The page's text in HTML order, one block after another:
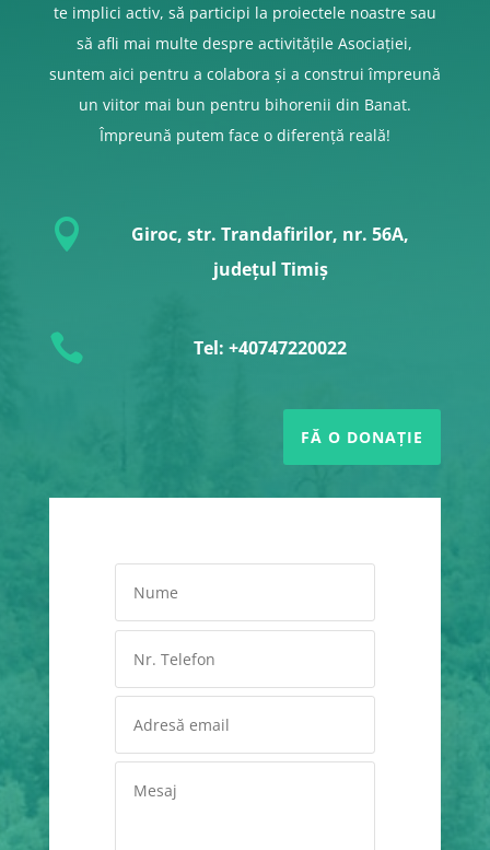
te implici activ, să participi la proiectele noastre sau
să afli mai multe despre activitățile Asociației,
suntem aici pentru a colabora și a construi împreună
un viitor mai bun pentru bihorenii din Banat.
Împreună putem face o diferență reală!

Giroc, str. Trandafirilor, nr. 56A,
județul Timiș
 Tel: +40747220022
FĂ O DONAȚIE